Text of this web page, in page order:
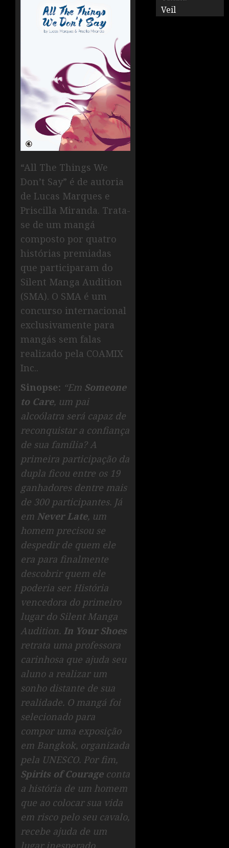
“All The Things We
Don’t Say” é de autoria
de Lucas Marques e
Priscilla Miranda. Trata-
se de um mangá
composto por quatro
histórias premiadas
que participaram do
Silent Manga Audition
(SMA). O SMA é um
concurso internacional
exclusivamente para
mangás sem falas
realizado pela COAMIX
Inc..
Sinopse: “Em Someone
to Care, um pai
alcoólatra será capaz de
reconquistar a confiança
de sua família? A
primeira participação da
dupla ficou entre os 19
ganhadores dentre mais
de 300 participantes. Já
em Never Late, um
homem precisou se
despedir de quem ele
era para finalmente
descobrir quem ele
poderia ser. História
vencedora do primeiro
lugar do Silent Manga
Audition. In Your Shoes
retrata uma professora
carinhosa que ajuda seu
aluno a realizar um
sonho distante de sua
realidade. O mangá foi
selecionado para
compor uma exposição
em Bangkok, organizada
pela UNESCO. Por fim,
Spirits of Courage conta
a história de um homem
que ao colocar sua vida
em risco pelo seu cavalo,
recebe ajuda de um
lugar inesperado.
Veil